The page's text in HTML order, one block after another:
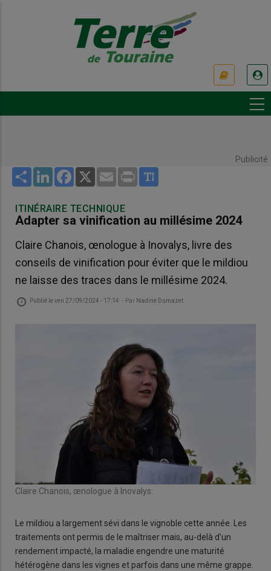
Publicité
Share LinkedInFacebook
X Email Print
ITINÉRAIRE TECHNIQUE
Adapter sa vinification au millésime 2024
Claire Chanois, œnologue à Inovalys, livre des
conseils de vinification pour éviter que le mildiou
ne laisse des traces dans le millésime 2024.
Publié leven 27/09/2024 - 17:14 - Par Nadine Dumazet
Claire Chanois, œnologue à Inovalys.
Le mildiou a largement sévi dans le vignoble cette année. Les
traitements ont permis de le maîtriser mais, au-delà d’un
rendement impacté, la maladie engendre une maturité
hétérogène dans les vignes et parfois dans une même grappe.